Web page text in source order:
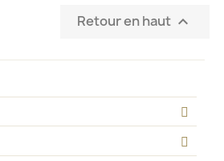
Retour en haut 